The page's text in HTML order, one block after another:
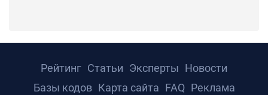
Рейтинг Статьи Эксперты Новости
Базы кодов Карта сайта FAQ Реклама